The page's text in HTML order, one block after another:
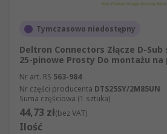
Tymczasowo niedostępny
Deltron Connectors Złącze D-
25-pinowe Prosty Do montażu na
Nr art. RS 563-984
Nr części producenta DTS25SY/2M85UN
Suma częściowa (1 sztuka)
44,73 zł(bez VAT)
Ilość